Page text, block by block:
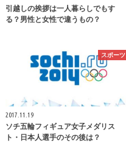
引越しの挨拶は一人暮らしでもす
る？男性と女性で違うもの？
スポーツ
2017.11.19
ソチ五輪フィギュア女子メダリス
ト・日本人選手のその後は？